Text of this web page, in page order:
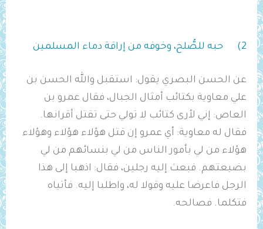
2) حبه للصُّلح، وخوفه من إراقة دماء المسلمين
عن الحسن البصري يقول: استقبل والله الحسن بن
علي معاوية بكتائب أمثال الجبال، فقال عمرو بن
العاص: إني لأرى كتائب لا تولي حتى تقتل أقرانها.
فقال له معاوية: أي عمرو إن قتل هؤلاء هؤلاء وهؤلاء
هؤلاء من لي بأمور الناس من لي بنسائهم من لي
بضيعتهم. فبعث إليه رجلين، فقال: اذهبا إلى هذا
الرجل فاعرضا عليه وقولا له، واطلبا إليه. فأتياه
فتكلما. فصالحه.